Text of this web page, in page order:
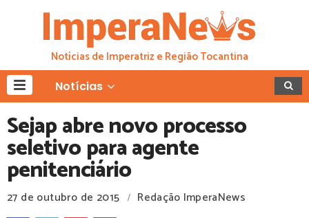
Notícias de Imperatriz e Região Tocantina
Notícias
Sejap abre novo processo
seletivo para agente
penitenciário
27 de outubro de 2015 / Redação ImperaNews